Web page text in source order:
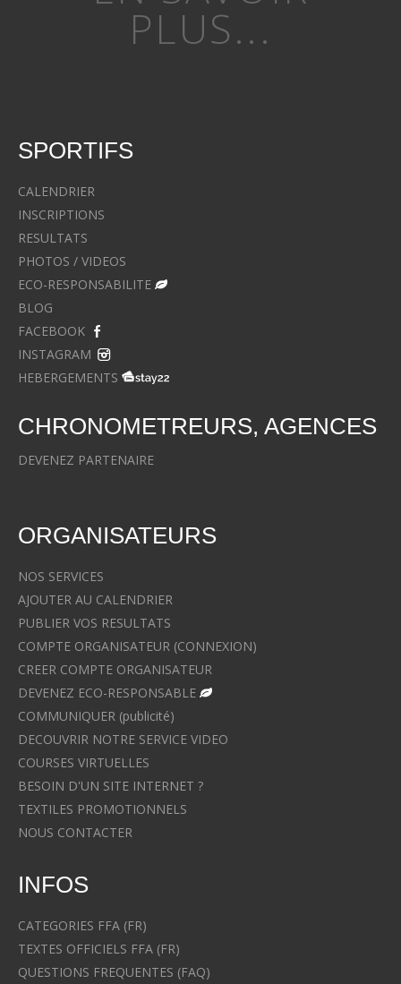
PLUS...
SPORTIFS
CALENDRIER
INSCRIPTIONS
RESULTATS
PHOTOS / VIDEOS
ECO-RESPONSABILITE
BLOG
FACEBOOK
INSTAGRAM
HEBERGEMENTS
CHRONOMETREURS, AGENCES
DEVENEZ PARTENAIRE
ORGANISATEURS
NOS SERVICES
AJOUTER AU CALENDRIER
PUBLIER VOS RESULTATS
COMPTE ORGANISATEUR (CONNEXION)
CREER COMPTE ORGANISATEUR
DEVENEZ ECO-RESPONSABLE
COMMUNIQUER (publicité)
DECOUVRIR NOTRE SERVICE VIDEO
COURSES VIRTUELLES
BESOIN D'UN SITE INTERNET ?
TEXTILES PROMOTIONNELS
NOUS CONTACTER
INFOS
CATEGORIES FFA (FR)
TEXTES OFFICIELS FFA (FR)
QUESTIONS FREQUENTES (FAQ)